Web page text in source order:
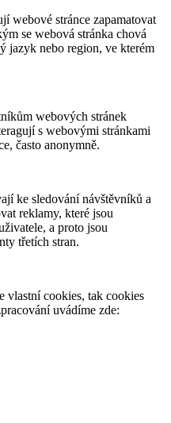
webové stránce zapamatovat
se webová stránka chová
jazyk nebo region, ve kterém
webových stránek
s webovými stránkami
často anonymně.
ke sledování návštěvníků a
reklamy, které jsou
a proto jsou
třetích stran.
vlastní cookies, tak cookies
uvádíme zde: